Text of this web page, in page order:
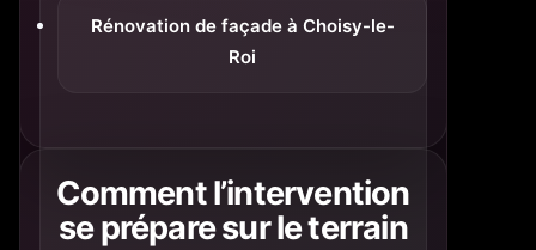
Rénovation de façade à Choisy-le-
Roi
Comment l’intervention
se prépare sur le terrain